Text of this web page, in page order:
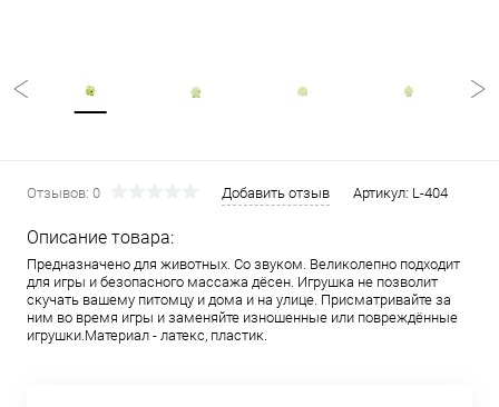
Отзывов: 0 Добавить отзыв Артикул: L-404
Описание товара:
Предназначено для животных. Со звуком. Великолепно подходит
для игры и безопасного массажа дёсен. Игрушка не позволит
скучать вашему питомцу и дома и на улице. Присматривайте за
ним во время игры и заменяйте изношенные или повреждённые
игрушки.Материал - латекс, пластик.